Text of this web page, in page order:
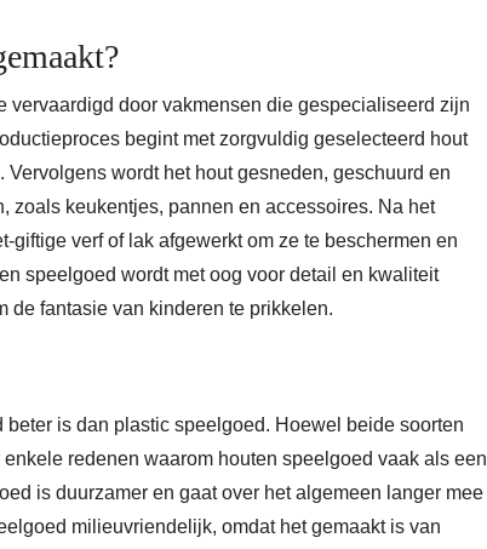
door vakmensen die gespecialiseerd zijn
begint met zorgvuldig geselecteerd hout
wordt het hout gesneden, geschuurd en
zoals keukentjes, pannen en accessoires. Na het
verf of lak afgewerkt om ze te beschermen en
speelgoed wordt met oog voor detail en kwaliteit
de fantasie van kinderen te prikkelen.
is dan plastic speelgoed. Hoewel beide soorten
redenen waarom houten speelgoed vaak als een
is duurzamer en gaat over het algemeen langer mee
milieuvriendelijk, omdat het gemaakt is van